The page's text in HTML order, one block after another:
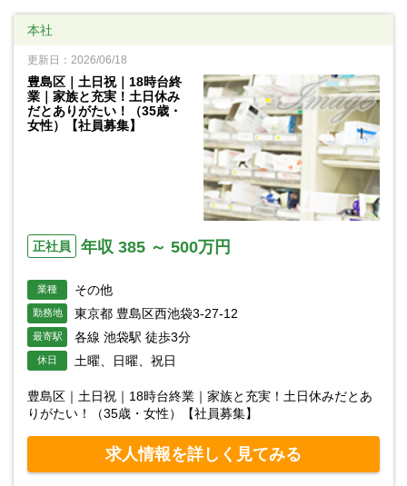
本社
更新日：2026/06/18
豊島区｜土日祝｜18時台終
業｜家族と充実！土日休み
だとありがたい！（35歳・
女性）【社員募集】
正社員 年収 385 ～ 500万円
業種 その他
勤務地 東京都 豊島区西池袋3-27-12
最寄駅 各線 池袋駅 徒歩3分
休日 土曜、日曜、祝日
豊島区｜土日祝｜18時台終業｜家族と充実！土日休みだとあ
りがたい！（35歳・女性）【社員募集】
求人情報を詳しく見てみる